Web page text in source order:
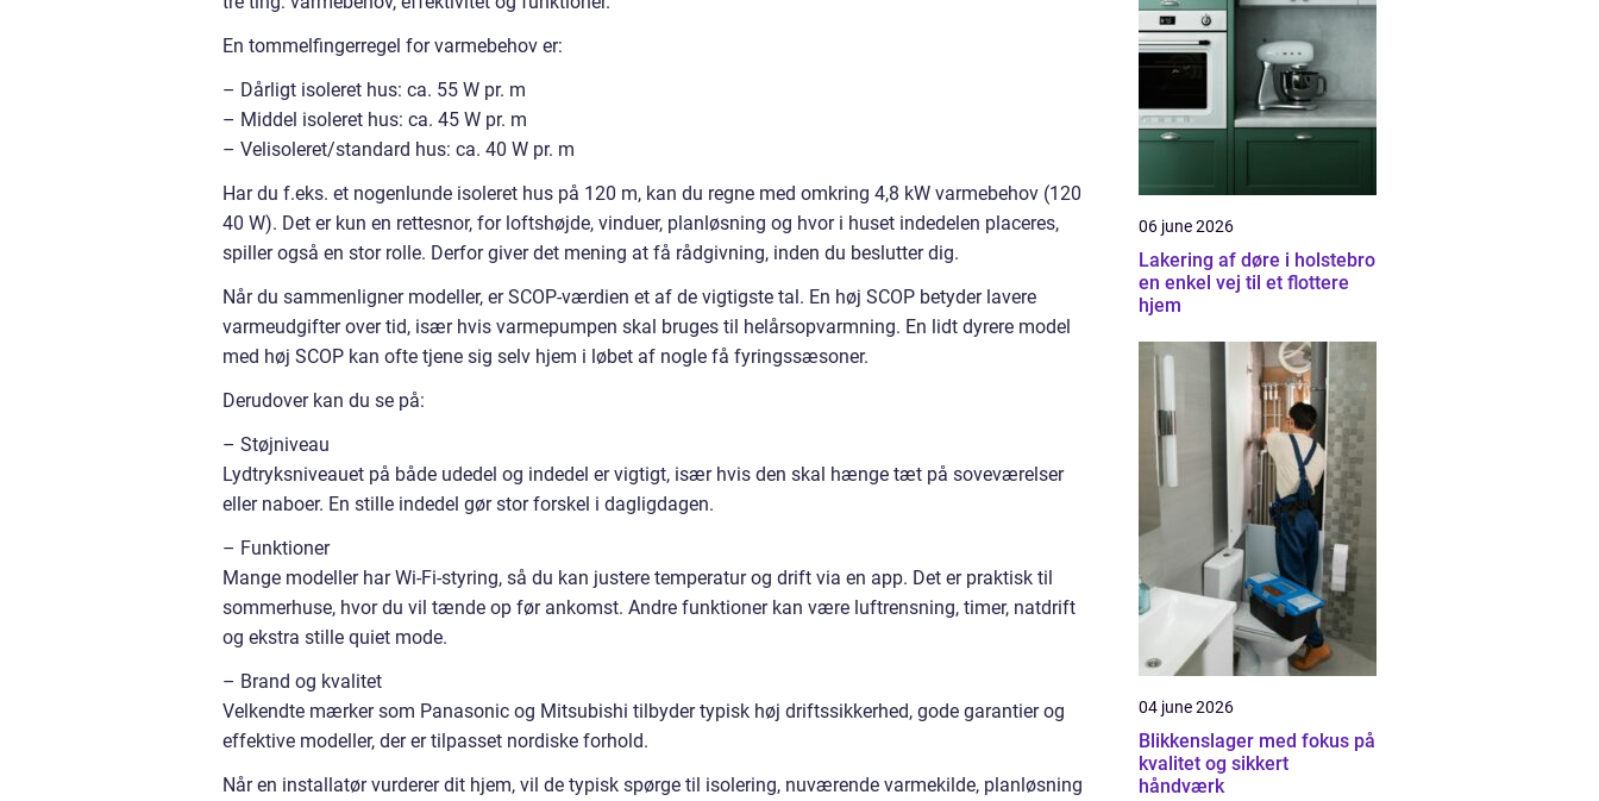
En tommelfingerregel for varmebehov er:
– Dårligt isoleret hus: ca. 55 W pr. m
– Middel isoleret hus: ca. 45 W pr. m
– Velisoleret/standard hus: ca. 40 W pr. m
Har du f.eks. et nogenlunde isoleret hus på 120 m, kan du regne med omkring 4,8 kW varmebehov (120
40 W). Det er kun en rettesnor, for loftshøjde, vinduer, planløsning og hvor i huset indedelen placeres,
spiller også en stor rolle. Derfor giver det mening at få rådgivning, inden du beslutter dig.
Når du sammenligner modeller, er SCOP-værdien et af de vigtigste tal. En høj SCOP betyder lavere
varmeudgifter over tid, især hvis varmepumpen skal bruges til helårsopvarmning. En lidt dyrere model
med høj SCOP kan ofte tjene sig selv hjem i løbet af nogle få fyringssæsoner.
Derudover kan du se på:
– Støjniveau
Lydtryksniveauet på både udedel og indedel er vigtigt, især hvis den skal hænge tæt på soveværelser
eller naboer. En stille indedel gør stor forskel i dagligdagen.
– Funktioner
Mange modeller har Wi-Fi-styring, så du kan justere temperatur og drift via en app. Det er praktisk til
sommerhuse, hvor du vil tænde op før ankomst. Andre funktioner kan være luftrensning, timer, natdrift
og ekstra stille quiet mode.
– Brand og kvalitet
Velkendte mærker som Panasonic og Mitsubishi tilbyder typisk høj driftssikkerhed, gode garantier og
effektive modeller, der er tilpasset nordiske forhold.
Når en installatør vurderer dit hjem, vil de typisk spørge til isolering, nuværende varmekilde, planløsning
06 june 2026
Lakering af døre i holstebro
en enkel vej til et flottere
hjem
04 june 2026
Blikkenslager med fokus på
kvalitet og sikkert
håndværk